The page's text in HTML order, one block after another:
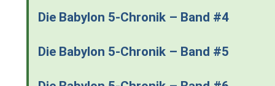
Die Babylon 5-Chronik – Band #4
Die Babylon 5-Chronik – Band #5